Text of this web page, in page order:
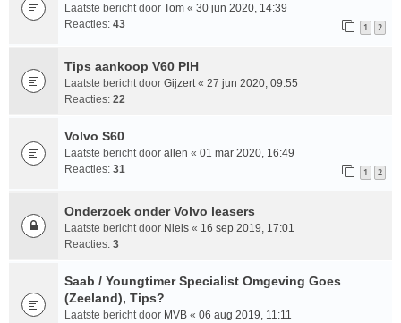
Laatste bericht door Tom « 30 jun 2020, 14:39
Reacties: 43 1 2
Tips aankoop V60 PIH
Laatste bericht door Gijzert« 27 jun 2020, 09:55
Reacties: 22
Volvo S60
Laatste bericht door allen « 01 mar 2020, 16:49
Reacties: 31 1 2
Onderzoek onder Volvo leasers
Laatste bericht door Niels « 16 sep 2019, 17:01
Reacties: 3
Saab / Youngtimer Specialist Omgeving Goes
(Zeeland), Tips?
Laatste bericht door MVB « 06 aug 2019, 11:11